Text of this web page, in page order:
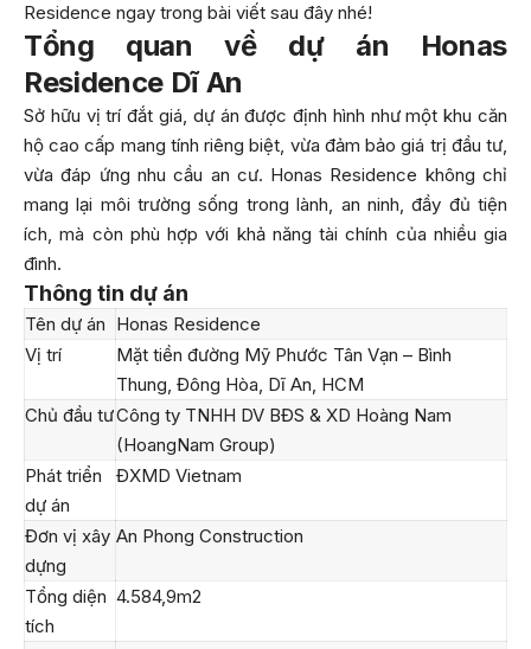
Residence ngay trong bài viết sau đây nhé!
Tổng quan về dự án Honas
Residence Dĩ An
Sở hữu vị trí đắt giá, dự án được định hình như một khu căn
hộ cao cấp mang tính riêng biệt, vừa đảm bảo giá trị đầu tư,
vừa đáp ứng nhu cầu an cư. Honas Residence không chỉ
mang lại môi trường sống trong lành, an ninh, đầy đủ tiện
ích, mà còn phù hợp với khả năng tài chính của nhiều gia
đình.
Thông tin dự án
Tên dự án Honas Residence
Vị trí
Mặt tiền đường Mỹ Phước Tân Vạn – Bình
Thung, Đông Hòa, Dĩ An, HCM
Chủ đầu tưCông ty TNHH DV BĐS & XD Hoàng Nam
(HoangNam Group)
Phát triển
dự án
ĐXMD Vietnam
Đơn vị xây
dựng
An Phong Construction
Tổng diện
tích
4.584,9m2